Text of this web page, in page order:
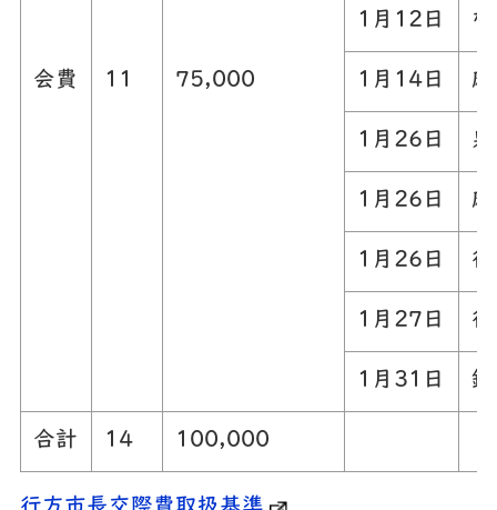
会費 11 75,000
1月12日
1月14日
1月26日
1月26日
1月26日
1月27日
1月31日
合計 14 100,000